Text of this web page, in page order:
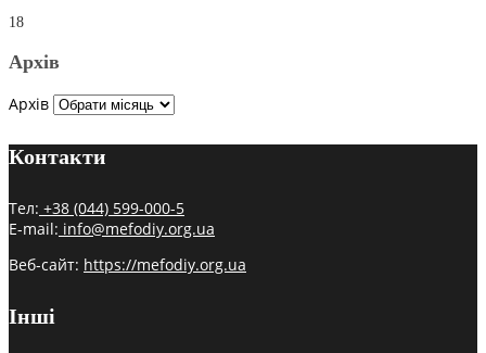
18
Архів
Архів
Контакти
Тел: +38 (044) 599-000-5
E-mail: info@mefodiy.org.ua
Веб-сайт: https://mefodiy.org.ua
Інші